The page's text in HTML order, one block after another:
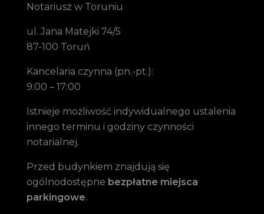
Notariusz w Toruniu
ul. Jana Matejki 74/5
87-100 Toruń
Kancelaria czynna (pn.-pt.):
9:00 – 17:00
Istnieje możliwość indywidualnego ustalenia
innego terminu i godziny czynności
notarialnej.
Przed budynkiem znajdują się
ogólnodostępne bezpłatne miejsca
parkingowe.